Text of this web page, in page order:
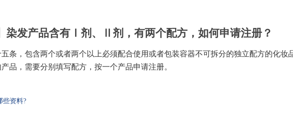
染发产品含有Ⅰ剂、Ⅱ剂，有两个配方，如何申请注册？
条，包含两个或者两个以上必须配合使用或者包装容器不可拆分的独立配方的化妆
品，需要分别填写配方，按一个产品申请注册。
些资料?